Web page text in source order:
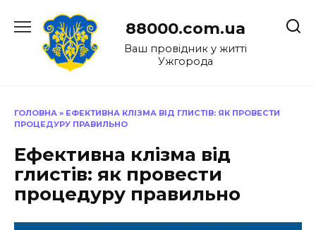
до
88000.com.ua
Ваш провідник у житті
Ужгорода
ГОЛОВНА » ЕФЕКТИВНА КЛІЗМА ВІД ГЛИСТІВ: ЯК ПРОВЕСТИ
ПРОЦЕДУРУ ПРАВИЛЬНО
Ефективна клізма від
глистів: як провести
процедуру правильно